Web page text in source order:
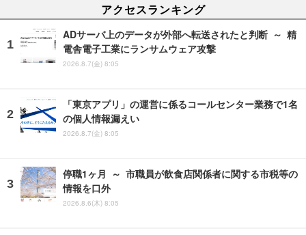
アクセスランキング
ADサーバ上のデータが外部へ転送されたと判断 ～ 精
電舎電子工業にランサムウェア攻撃
2026.8.7(金) 8:05
「東京アプリ」の運営に係るコールセンター業務で1名
の個人情報漏えい
2026.8.7(金) 8:05
停職1ヶ月 ～ 市職員が飲食店関係者に関する市税等の
情報を口外
2026.8.6(木) 8:05